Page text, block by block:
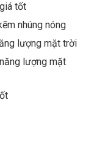
tốt
nhúng nóng
lượng mặt trời
lượng mặt